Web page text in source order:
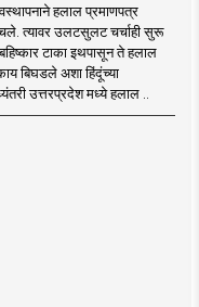
हलाल प्रमाणपत्र
त्यावर उलटसुलट चर्चाही सुरू
टाका इथपासून ते हलाल
बिघडले अशा हिंदूंच्या
उत्तरप्रदेश मध्ये हलाल ..